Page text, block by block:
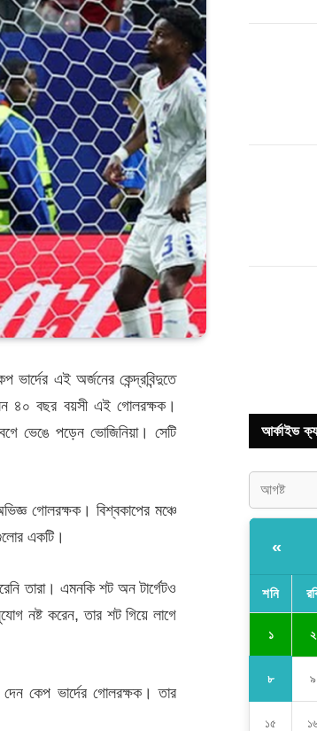
এই অর্জনের কেন্দ্রবিন্দুতে
৪০ বছর বয়সী এই গোলরক্ষক।
ভেঙে পড়েন ভোজিনিয়া। সেটি
গোলরক্ষক। বিশ্বকাপের মঞ্চে
একটি।
তারা। এমনকি শট অন টার্গেটও
নষ্ট করেন, তার শট গিয়ে লাগে
কেপ ভার্দের গোলরক্ষক। তার
আর্কাইভ
«
শনি
১ ২
৮ ৯
১৫